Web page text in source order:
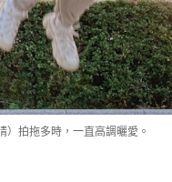
拍拖多時，一直高調曬愛。